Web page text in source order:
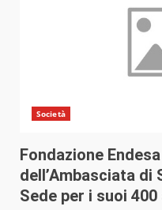
Società
Fondazione
dell’Ambasciata di
Sede per i suoi 400